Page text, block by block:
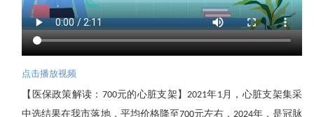
点击播放视频
【 医保政策解读： 700元的心脏支架 】2021年1月，心脏支架集采
中选结果在我市落地，平均价格降至700元左右，2024年，是冠脉